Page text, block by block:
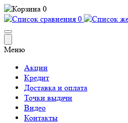
0
0
Меню
Акции
Кредит
Доставка и оплата
Точки выдачи
Видео
Контакты